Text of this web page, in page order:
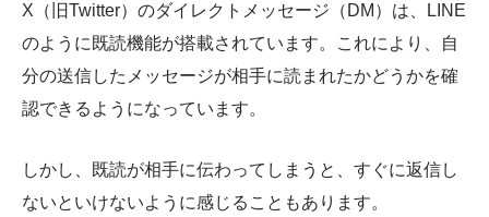
X（旧Twitter）のダイレクトメッセージ（DM）は、LINE
のように既読機能が搭載されています。これにより、自
分の送信したメッセージが相手に読まれたかどうかを確
認できるようになっています。
しかし、既読が相手に伝わってしまうと、すぐに返信し
ないといけないように感じることもあります。